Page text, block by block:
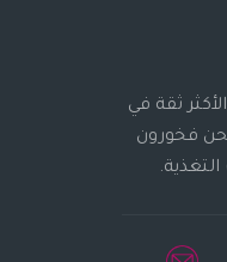
، نحن الأكثر ثقة في
فخورون